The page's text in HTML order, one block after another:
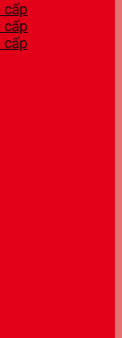
cấp
cấp
cấp